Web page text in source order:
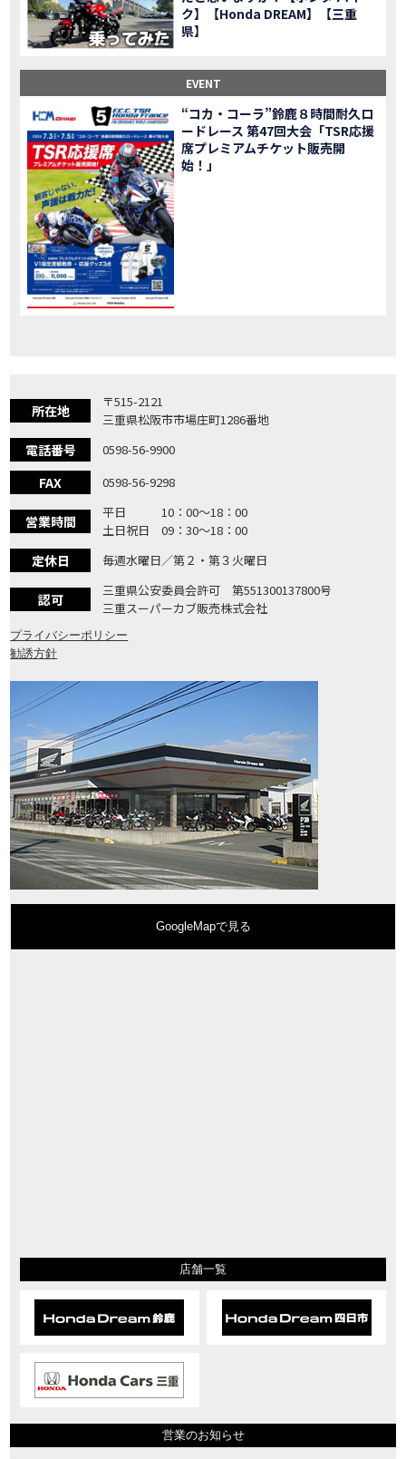
NEW BIKE 「X-ADV」大型クロスオーバーモデル X-ADV をフルモデルチェンジし発売！
NEW BIKE 「CB1000R」のヘッドライト等の外観デザインやカラーリングの変更など熟成を図り発売！
NEW BIKE 「NC750X」大型スポーツモデル NC750X をフルモデルチェンジし発売！
NEW BIKE 「CB1300 SUPER FOUR」「CB1300 SUPER BOL D’OR」ならびに「CB1300 SUPER FOUR SP」「CB1300 SUPER BOL D’OR SP」に先進の電子制御デバイスを採用し発売！
NEW BIKE 大型クルーザーモデル「Rebel 1100」を新発売!!
NEW BIKE よりスポーティーなイメージを強化『CBR650R』を発表!
NEW BIKE Neo Sports Caféシリーズのミドルクラスモデル『CB650R』を発表！
NEW BIKE フルモデルチェンジした 新型「PCX」「PCX160」「PCX e:HEV」を発表!
NEWS 国内販売を予定するグローバルモデルがHondaバイクWebサイトで公開されました！
NEW BIKE 「CRF250L」「CRF250 RALLY」をフルモデルチェンジし発表！
ク】【Honda DREAM】【三重
県】
EVENT
“コカ・コーラ”鈴鹿８時間耐久ロ
ードレース 第47回大会「TSR応援
席プレミアムチケット販売開
始！」
所在地
〒515-2121
三重県松阪市市場庄町1286番地
電話番号 0598-56-9900
FAX 0598-56-9298
営業時間
平日 10：00〜18：00
土日祝日 09：30〜18：00
定休日 毎週水曜日／第２・第３火曜日
認可
三重県公安委員会許可 第551300137800号
三重スーパーカブ販売株式会社
プライバシーポリシー
勧誘方針
GoogleMapで見る
店舗一覧
営業のお知らせ